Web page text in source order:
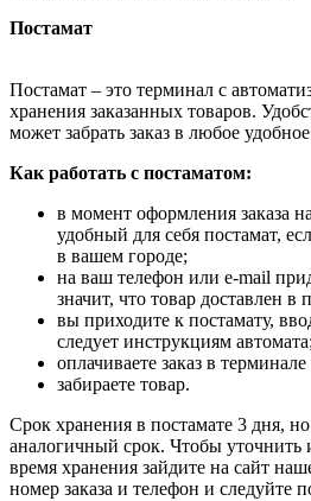
Постамат
Постамат – это терминал с
хранения заказанных товаров.
может забрать заказ в любое
Как работать с постаматом:
в момент оформления заказа
удобный для себя постамат,
в вашем городе;
на ваш телефон или e-mail
значит, что товар доставлен в
вы приходите к постамату,
следует инструкциям автомата;
оплачиваете заказ в
забираете товар.
Срок хранения в постамате 3 дня,
аналогичный срок. Чтобы
время хранения зайдите на сайт
номер заказа и телефон и следуйте